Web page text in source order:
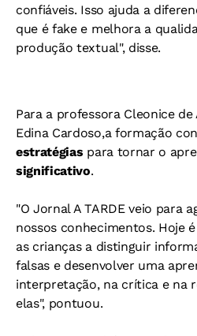
confiáveis. Isso ajuda a
que é fake e melhora a
produção textual", disse.
Para a professora Cleonice
Edina Cardoso,a formação
estratégias para tornar o
significativo.
"O Jornal A TARDE veio para
nossos conhecimentos. Hoje
as crianças a distinguir
falsas e desenvolver uma
interpretação, na crítica e na
elas", pontuou.